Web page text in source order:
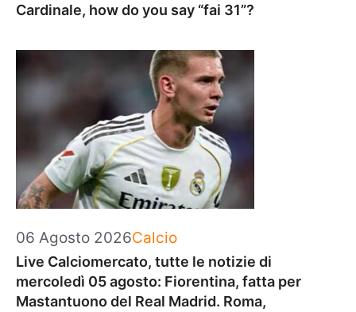
Cardinale, how do you say “fai 31”?
06 Agosto 2026Categorie
Calcio
Live Calciomercato, tutte le notizie di
mercoledì 05 agosto: Fiorentina, fatta per
Mastantuono del Real Madrid. Roma,